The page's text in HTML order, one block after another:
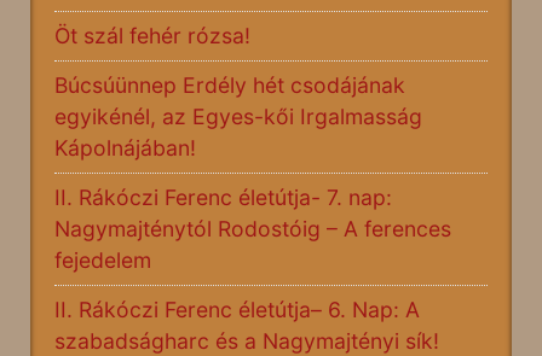
Öt szál fehér rózsa!
Búcsúünnep Erdély hét csodájának
egyikénél, az Egyes-kői Irgalmasság
Kápolnájában!
II. Rákóczi Ferenc életútja- 7. nap:
Nagymajténytól Rodostóig – A ferences
fejedelem
II. Rákóczi Ferenc életútja– 6. Nap: A
szabadságharc és a Nagymajtényi sík!